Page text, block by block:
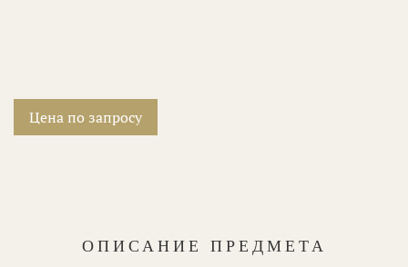
Цена по запросу
ОПИСАНИЕ ПРЕДМЕТА